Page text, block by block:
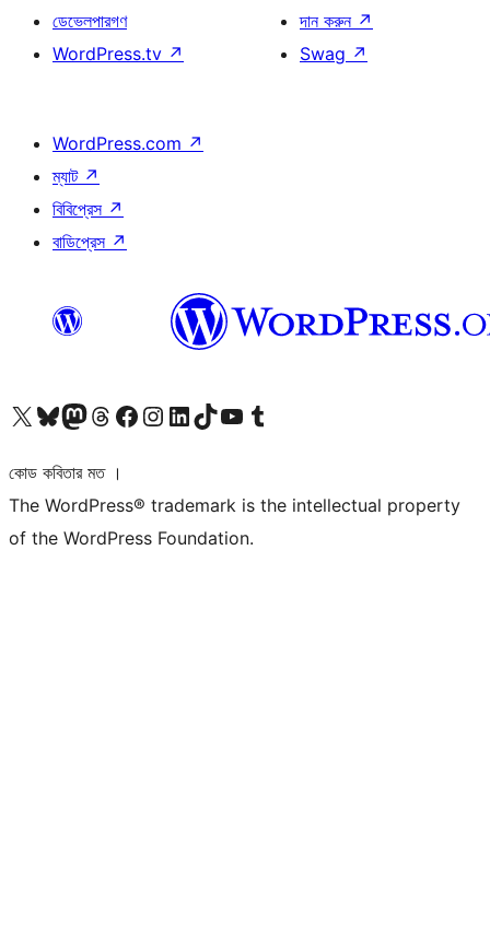
ডেভেলপারগণ
WordPress.tv ↗
দান করুন ↗
Swag ↗
WordPress.com ↗
ম্যাট ↗
বিবিপ্রেস ↗
বাডিপ্রেস ↗
আমাদের X (আগের টুইটার) অ্যাকাউন্টে যানআমাদের Bluesky অ্যাকাউন্টটি দেখুনআমাদের মাস্টোডন অ্যাকাউন্টটি দেখুনআমাদের থ্রেডস অ্যাকাউন্টটি দেখুনআমাদের ফেসবুক পেজ দেখুনআমাদের ইন্সটাগ্রাম অ্যাকাউন্ট দেখুনআমাদের লিঙ্কডইন অ্যাকাউন্টে যানআমাদের TikTok অ্যাকাউন্টটি দেখুনআমাদের ইউটিউব চ্যানেলে যান আমাদের টাম্বলার অ্যাকাউন্ট দেখুন
কোড কবিতার মত ।
The WordPress® trademark is the intellectual property
of the WordPress Foundation.